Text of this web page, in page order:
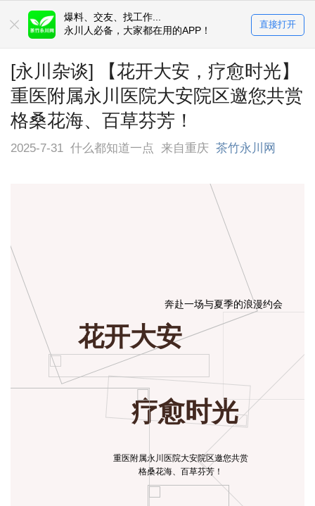
爆料、交友、找工作...
永川人必备，大家都在用的APP！
直接打开
[永川杂谈] 【花开大安，疗愈时光】
重医附属永川医院大安院区邀您共赏
格桑花海、百草芬芳！
2025-7-31 什么都知道一点 来自重庆 茶竹永川网
花开大安
疗愈时光
奔赴一场与夏季的浪漫约会
重医附属永川医院大安院区邀您共赏
格桑花海、百草芬芳！